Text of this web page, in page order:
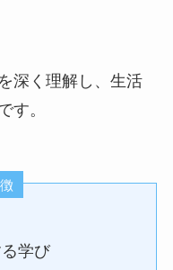
深く理解し、生活
す。
学び